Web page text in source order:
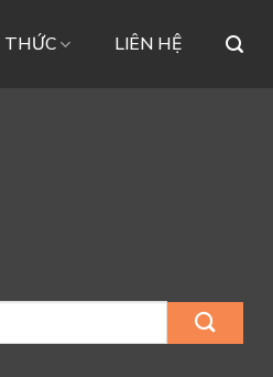
THỨC LIÊN HỆ